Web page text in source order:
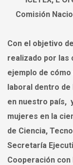
Con el objetivo
realizado por las
ejemplo de
laboral dentro de
en nuestro país,
mujeres en la
de Ciencia,
Secretaría
Cooperación con